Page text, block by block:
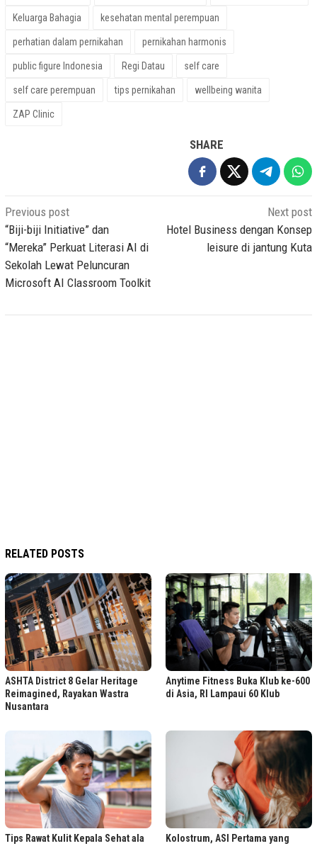
Keluarga Bahagia kesehatan mental perempuan
perhatian dalam pernikahan pernikahan harmonis
public figure Indonesia Regi Datau self care
self care perempuan tips pernikahan wellbeing wanita
ZAP Clinic
SHARE
Post
navigation
Previous post
“Biji-biji Initiative” dan
“Mereka” Perkuat Literasi AI di
Sekolah Lewat Peluncuran
Microsoft AI Classroom Toolkit
Next post
Hotel Business dengan Konsep
leisure di jantung Kuta
RELATED POSTS
ASHTA District 8 Gelar Heritage
Reimagined, Rayakan Wastra
Nusantara
Anytime Fitness Buka Klub ke-600
di Asia, RI Lampaui 60 Klub
Tips Rawat Kulit Kepala Sehat ala
Kolostrum, ASI Pertama yang